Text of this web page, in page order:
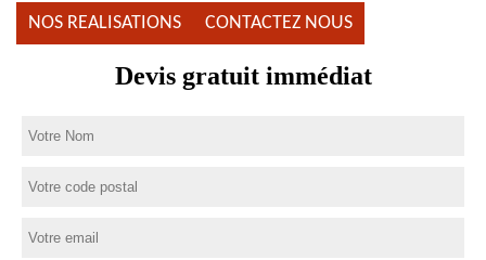
NOS REALISATIONS CONTACTEZ NOUS
Devis gratuit immédiat